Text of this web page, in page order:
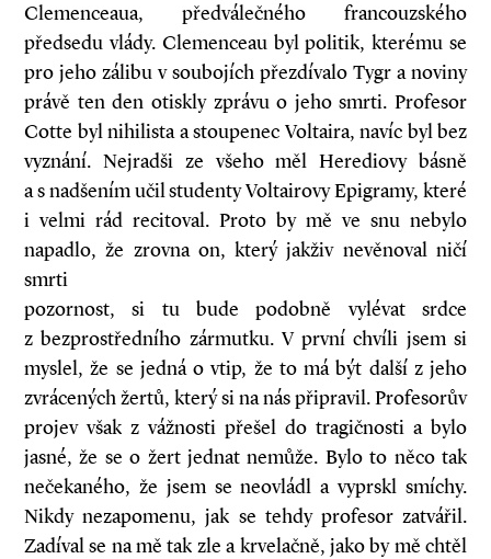
Clemenceaua, předválečného francouzského
předsedu vlády. Clemenceau byl politik, kterému se
pro jeho zálibu v soubojích přezdívalo Tygr a noviny
právě ten den otiskly zprávu o jeho smrti. Profesor
Cotte byl nihilista a stoupenec Voltaira, navíc byl bez
vyznání. Nejradši ze všeho měl Herediovy básně
a s nadšením učil studenty Voltairovy Epigramy, které
i velmi rád recitoval. Proto by mě ve snu nebylo
napadlo, že zrovna on, který jakživ nevěnoval ničí
smrti
pozornost, si tu bude podobně vylévat srdce
z bezprostředního zármutku. V první chvíli jsem si
myslel, že se jedná o vtip, že to má být další z jeho
zvrácených žertů, který si na nás připravil. Profesorův
projev však z vážnosti přešel do tragičnosti a bylo
jasné, že se o žert jednat nemůže. Bylo to něco tak
nečekaného, že jsem se neovládl a vyprskl smíchy.
Nikdy nezapomenu, jak se tehdy profesor zatvářil.
Zadíval se na mě tak zle a krvelačně, jako by mě chtěl